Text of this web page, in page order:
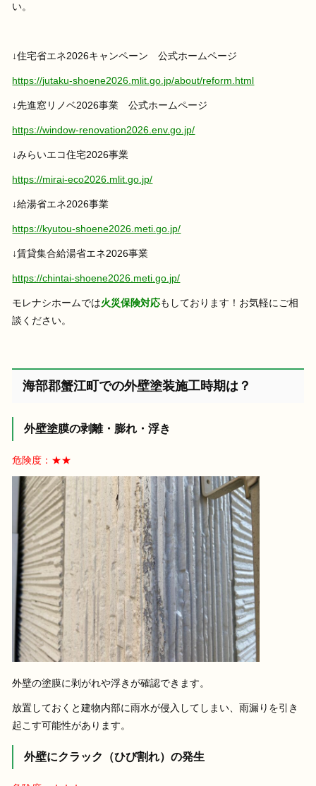
い。
↓住宅省エネ2026キャンペーン 公式ホームページ
https://jutaku-shoene2026.mlit.go.jp/about/reform.html
↓先進窓リノベ2026事業 公式ホームページ
https://window-renovation2026.env.go.jp/
↓みらいエコ住宅2026事業
https://mirai-eco2026.mlit.go.jp/
↓給湯省エネ2026事業
https://kyutou-shoene2026.meti.go.jp/
↓賃貸集合給湯省エネ2026事業
https://chintai-shoene2026.meti.go.jp/
モレナシホームでは火災保険対応もしております！お気軽にご相
談ください。
海部郡蟹江町での外壁塗装施工時期は？
外壁塗膜の剥離・膨れ・浮き
危険度：★★
外壁の塗膜に剥がれや浮きが確認できます。
放置しておくと建物内部に雨水が侵入してしまい、雨漏りを引き
起こす可能性があります。
外壁にクラック（ひび割れ）の発生